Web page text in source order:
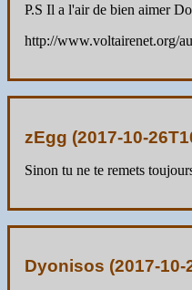
P.S Il a l'air de bien aimer
http://www.voltairenet.org/
zEgg (2017-10-
Sinon tu ne te remets
Dyonisos (2017-10-